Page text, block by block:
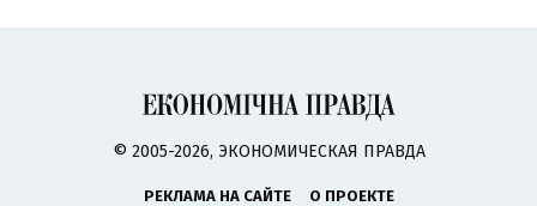
© 2005-2026, ЭКОНОМИЧЕСКАЯ ПРАВДА
РЕКЛАМА НА САЙТЕ О ПРОЕКТЕ